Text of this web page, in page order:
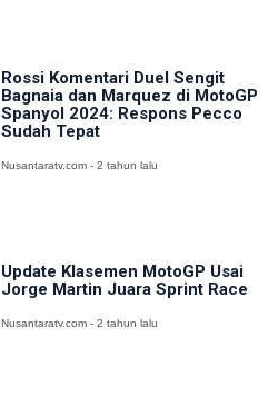
Rossi Komentari Duel Sengit
Bagnaia dan Marquez di MotoGP
Spanyol 2024: Respons Pecco
Sudah Tepat
Nusantaratv.com - 2 tahun lalu
Update Klasemen MotoGP Usai
Jorge Martin Juara Sprint Race
Nusantaratv.com - 2 tahun lalu